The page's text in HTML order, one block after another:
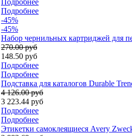
Подробнее
-45%
-45%
Набор чернильных картриджей для
270.00 руб
148.50 руб
Подробнее
Подробнее
Подставка для каталогов Durable
4 126.00 руб
3 223.44 руб
Подробнее
Подробнее
Этикетки самоклеящиеся Avery